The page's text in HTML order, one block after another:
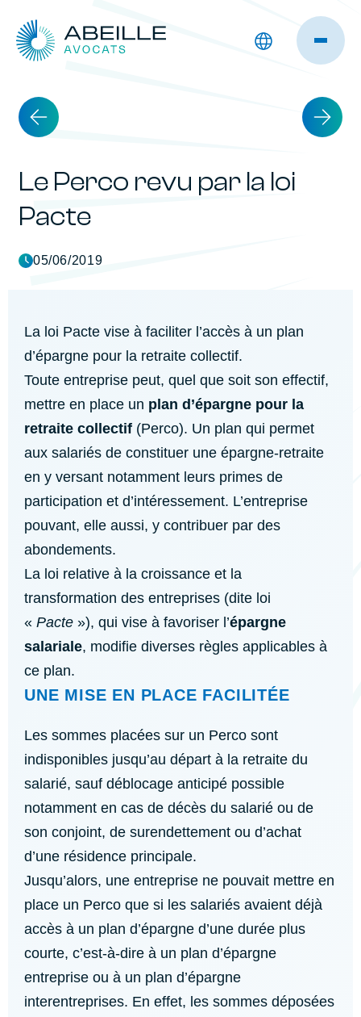
Le Perco revu par la loi
Pacte
05/06/2019
La loi Pacte vise à faciliter l’accès à un plan
d’épargne pour la retraite collectif.
Toute entreprise peut, quel que soit son effectif,
mettre en place un plan d’épargne pour la
retraite collectif (Perco). Un plan qui permet
aux salariés de constituer une épargne-retraite
en y versant notamment leurs primes de
participation et d’intéressement. L’entreprise
pouvant, elle aussi, y contribuer par des
abondements.
La loi relative à la croissance et la
transformation des entreprises (dite loi
« Pacte »), qui vise à favoriser l’épargne
salariale, modifie diverses règles applicables à
ce plan.
UNE MISE EN PLACE FACILITÉE
Les sommes placées sur un Perco sont
indisponibles jusqu’au départ à la retraite du
salarié, sauf déblocage anticipé possible
notamment en cas de décès du salarié ou de
son conjoint, de surendettement ou d’achat
d’une résidence principale.
Jusqu’alors, une entreprise ne pouvait mettre en
place un Perco que si les salariés avaient déjà
accès à un plan d’épargne d’une durée plus
courte, c’est-à-dire à un plan d’épargne
entreprise ou à un plan d’épargne
interentreprises. En effet, les sommes déposées